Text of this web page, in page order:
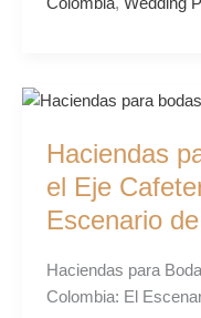
Haciendas
el Eje
Escenario
Haciendas para
Colombia: El
Haciendas
Bodas
de
en